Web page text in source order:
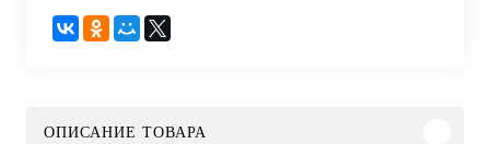
ОПИСАНИЕ ТОВАРА